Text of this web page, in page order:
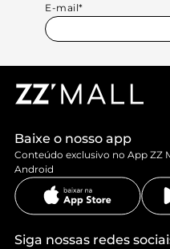
E-mail*
Baixe o nosso app
Conteúdo exclusivo no App ZZ
Android
Siga nossas redes